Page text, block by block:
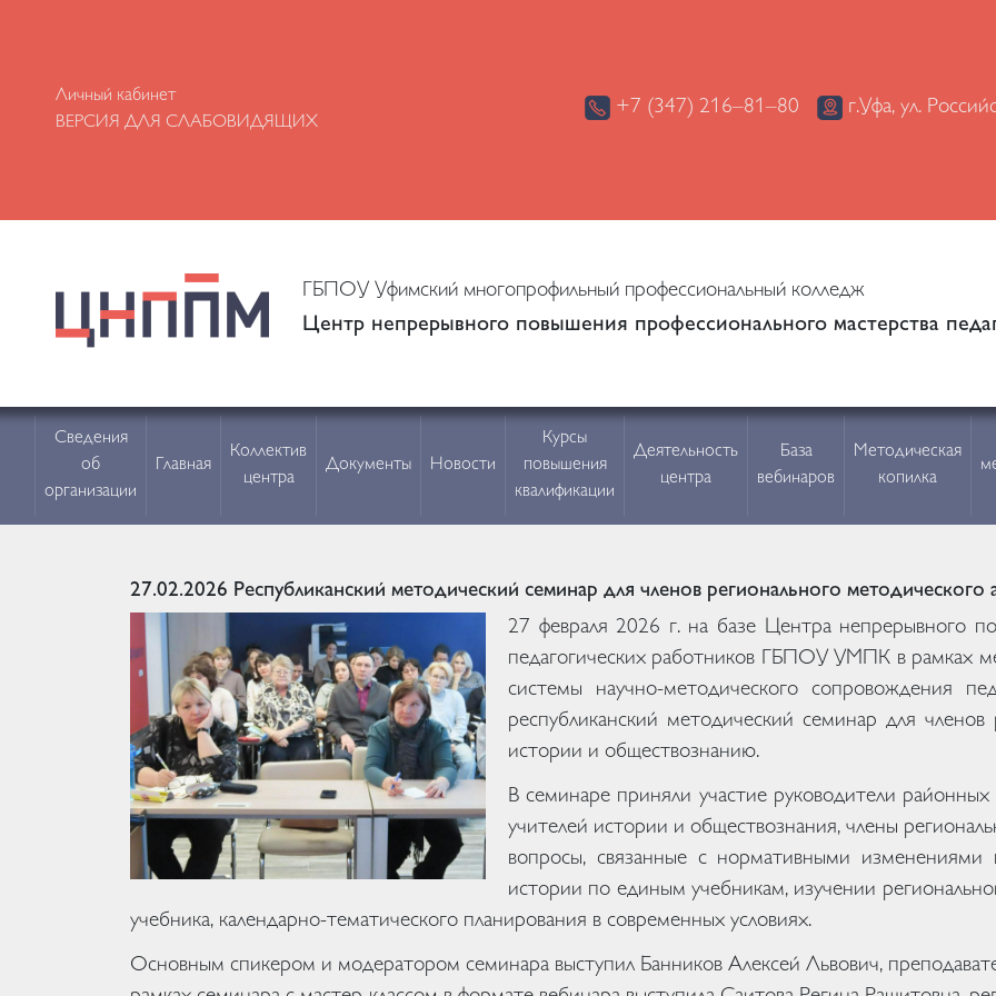
Личный кабинет
ВЕРСИЯ ДЛЯ СЛАБОВИДЯЩИХ
+7 (347) 216–81–80 г.Уфа, ул.
ГБПОУ Уфимский многопрофильный профессиональный колледж
Центр непрерывного повышения профессионального мастерства
Сведения
об
организации
Главная
Коллектив
центра
Документы Новости
Курсы
повышения
квалификации
Деятельность
центра
База
вебинаров
Методическая
копилка
27.02.2026 Республиканский методический семинар для членов регионального
27 февраля 2026 г. на базе Центра непрерывного
педагогических работников ГБПОУ УМПК в рамках
системы научно-методического сопровождения
республиканский методический семинар для
истории и обществознанию.
В семинаре приняли участие руководители
учителей истории и обществознания, члены
вопросы, связанные с нормативными изменениями
истории по единым учебникам, изучении
учебника, календарно-тематического планирования в современных условиях.
Основным спикером и модератором семинара выступил Банников Алексей Львович,